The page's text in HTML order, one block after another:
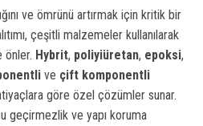
ve ömrünü artırmak için kritik bir
çeşitli malzemeler kullanılarak
önler. Hybrit, poliyiüretan, epoksi,
ve çift komponentli
göre özel çözümler sunar.
geçirmezlik ve yapı koruma